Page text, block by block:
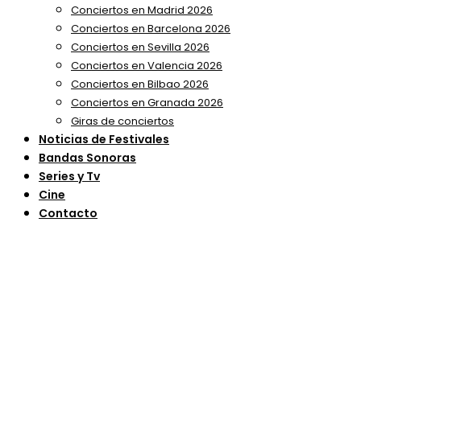
Conciertos en Madrid 2026
Conciertos en Barcelona 2026
Conciertos en Sevilla 2026
Conciertos en Valencia 2026
Conciertos en Bilbao 2026
Conciertos en Granada 2026
Giras de conciertos
Noticias de Festivales
Bandas Sonoras
Series y Tv
Cine
Contacto